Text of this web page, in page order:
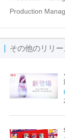
Production
その他のリリー